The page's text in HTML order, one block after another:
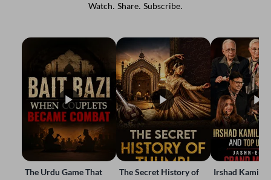
Watch. Share. Subscribe.
The Urdu Game That
The Secret History of
Irshad Kamil,